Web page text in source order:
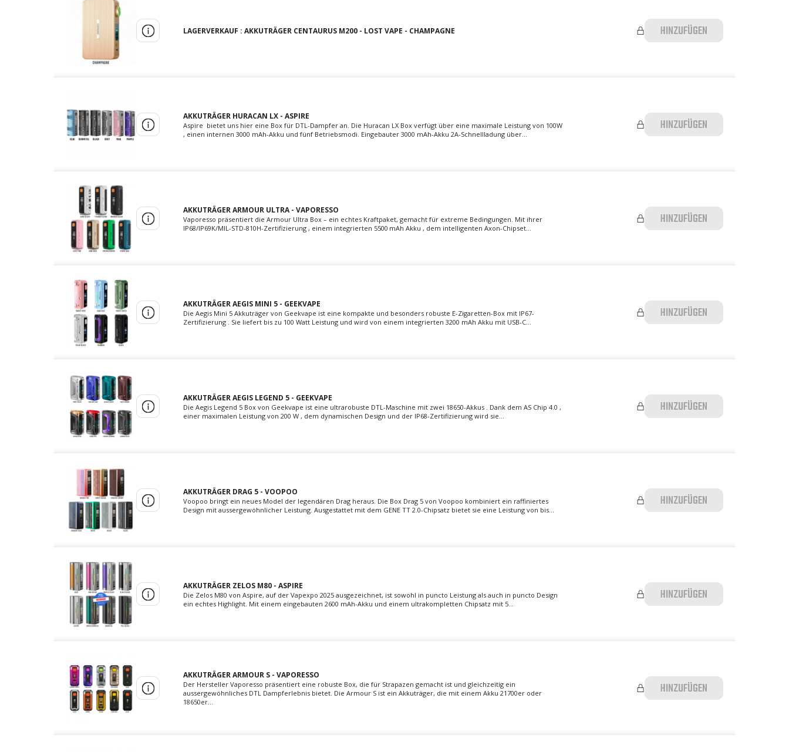
LAGERVERKAUF : AKKUTRÄGER CENTAURUS M200 - LOST VAPE - CHAMPAGNE HINZUFÜGEN
AKKUTRÄGER HURACAN LX - ASPIRE
Aspire bietet uns hier eine Box für DTL-Dampfer an. Die Huracan LX Box verfügt über eine maximale Leistung von 100W
, einen internen 3000 mAh-Akku und fünf Betriebsmodi. Eingebauter 3000 mAh-Akku 2A-Schnellladung über...
HINZUFÜGEN
AKKUTRÄGER ARMOUR ULTRA - VAPORESSO
Vaporesso präsentiert die Armour Ultra Box – ein echtes Kraftpaket, gemacht für extreme Bedingungen. Mit ihrer
IP68/IP69K/MIL-STD-810H-Zertifizierung , einem integrierten 5500 mAh Akku , dem intelligenten Axon-Chipset...
HINZUFÜGEN
AKKUTRÄGER AEGIS MINI 5 - GEEKVAPE
Die Aegis Mini 5 Akkuträger von Geekvape ist eine kompakte und besonders robuste E-Zigaretten-Box mit IP67-
Zertifizierung . Sie liefert bis zu 100 Watt Leistung und wird von einem integrierten 3200 mAh Akku mit USB-C...
HINZUFÜGEN
AKKUTRÄGER AEGIS LEGEND 5 - GEEKVAPE
Die Aegis Legend 5 Box von Geekvape ist eine ultrarobuste DTL-Maschine mit zwei 18650-Akkus . Dank dem AS Chip 4.0 ,
einer maximalen Leistung von 200 W , dem dynamischen Design und der IP68-Zertifizierung wird sie...
HINZUFÜGEN
AKKUTRÄGER DRAG 5 - VOOPOO
Voopoo bringt ein neues Model der legendären Drag heraus. Die Box Drag 5 von Voopoo kombiniert ein raffiniertes
Design mit aussergewöhnlicher Leistung. Ausgestattet mit dem GENE TT 2.0-Chipsatz bietet sie eine Leistung von bis...
HINZUFÜGEN
AKKUTRÄGER ZELOS M80 - ASPIRE
Die Zelos M80 von Aspire, auf der Vapexpo 2025 ausgezeichnet, ist sowohl in puncto Leistung als auch in puncto Design
ein echtes Highlight. Mit einem eingebauten 2600 mAh-Akku und einem ultrakompletten Chipsatz mit 5...
HINZUFÜGEN
AKKUTRÄGER ARMOUR S - VAPORESSO
Der Hersteller Vaporesso präsentiert eine robuste Box, die für Strapazen gemacht ist und gleichzeitig ein
aussergewöhnliches DTL Dampferlebnis bietet. Die Armour S ist ein Akkuträger, die mit einem Akku 21700er oder
18650er...
HINZUFÜGEN